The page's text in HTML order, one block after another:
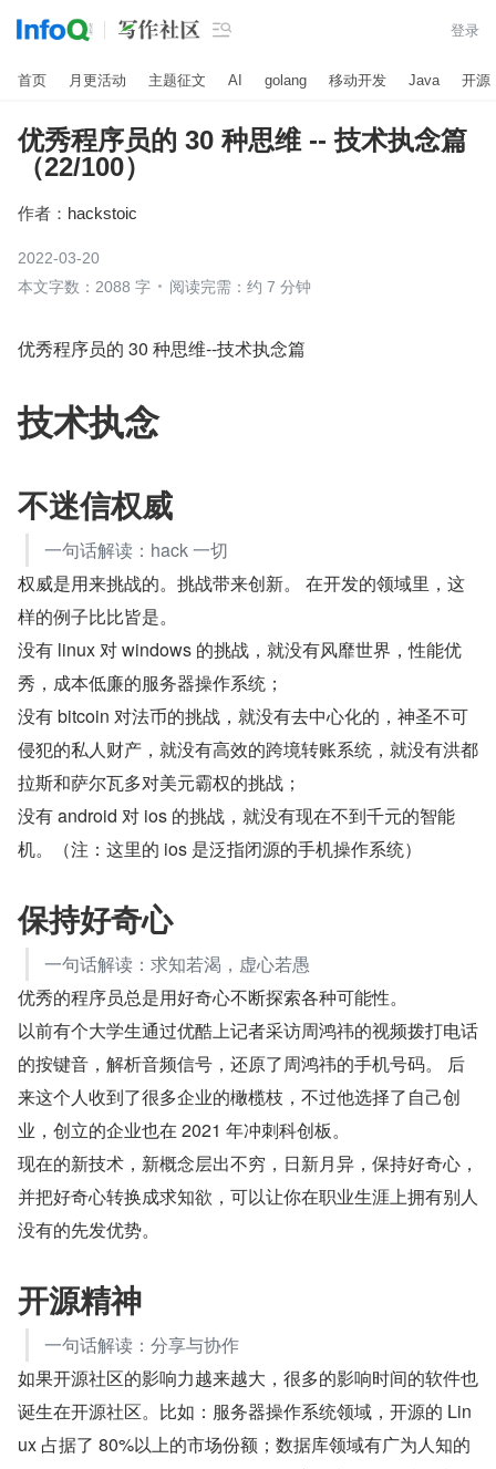
 登录
首页 月更活动 主题征文 AI golang 移动开发 Java 开源
优秀程序员的 30 种思维 -- 技术执念篇
（22/100）
作者： hackstoic
2022-03-20
本文字数：2088 字
阅读完需：约 7 分钟
优秀程序员的 30 种思维--技术执念篇
技术执念
不迷信权威
一句话解读：hack 一切
权威是用来挑战的。挑战带来创新。 在开发的领域里，这
样的例子比比皆是。
没有 linux 对 windows 的挑战，就没有风靡世界，性能优
秀，成本低廉的服务器操作系统；
没有 bitcoin 对法币的挑战，就没有去中心化的，神圣不可
侵犯的私人财产，就没有高效的跨境转账系统，就没有洪都
拉斯和萨尔瓦多对美元霸权的挑战；
没有 android 对 ios 的挑战，就没有现在不到千元的智能
机。（注：这里的 ios 是泛指闭源的手机操作系统）
保持好奇心
一句话解读：求知若渴，虚心若愚
优秀的程序员总是用好奇心不断探索各种可能性。
以前有个大学生通过优酷上记者采访周鸿祎的视频拨打电话
的按键音，解析音频信号，还原了周鸿祎的手机号码。 后
来这个人收到了很多企业的橄榄枝，不过他选择了自己创
业，创立的企业也在 2021 年冲刺科创板。
现在的新技术，新概念层出不穷，日新月异，保持好奇心，
并把好奇心转换成求知欲，可以让你在职业生涯上拥有别人
没有的先发优势。
开源精神
一句话解读：分享与协作
如果开源社区的影响力越来越大，很多的影响时间的软件也
诞生在开源社区。比如：服务器操作系统领域，开源的 Lin
ux 占据了 80%以上的市场份额；数据库领域有广为人知的